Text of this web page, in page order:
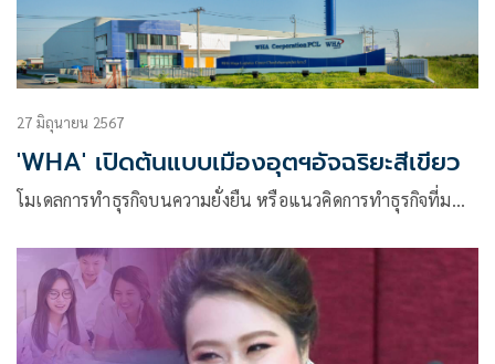
27 มิถุนายน 2567
'WHA' เปิดต้นแบบเมืองอุตฯอัจฉริยะสีเขียว
โมเดลการทำธุรกิจบนความยั่งยืน หรือแนวคิดการทำธุรกิจที่ม…